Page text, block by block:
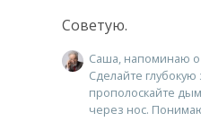
Советую.
Саша, напоминаю о
Сделайте глубокую
прополоскайте
через нос.